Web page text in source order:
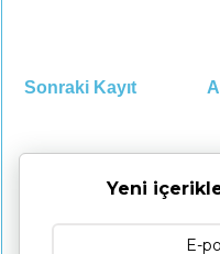
Sonraki Kayıt
Yeni